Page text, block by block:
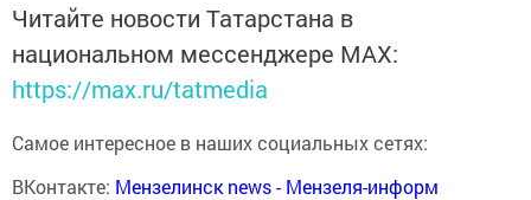
Читайте новости Татарстана в
национальном мессенджере MАХ:
https://max.ru/tatmedia
Самое интересное в наших социальных сетях:
ВКонтакте: Мензелинск news - Мензеля-информ